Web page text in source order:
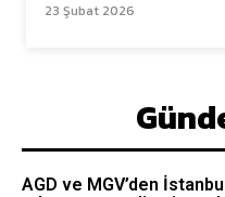
23 Şubat 2026
AGD ve MGV’den